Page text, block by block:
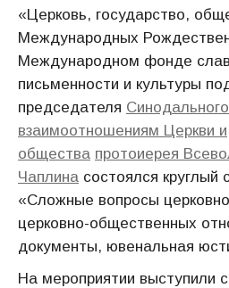
«Церковь, государство,
Международных
Международном фонде
письменности и культуры
председателя
взаимоотношениям Церкви и
общества протоиерея
Чаплина состоялся круглый
«Сложные вопросы
церковно-общественных
документы, ювенальная
На мероприятии выступили